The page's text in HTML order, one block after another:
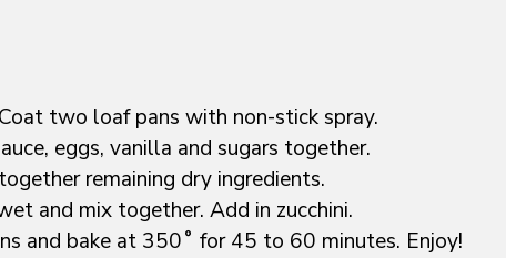
two loaf pans with non-stick spray.
eggs, vanilla and sugars together.
remaining dry ingredients.
and mix together. Add in zucchini.
and bake at 350˚ for 45 to 60 minutes. Enjoy!